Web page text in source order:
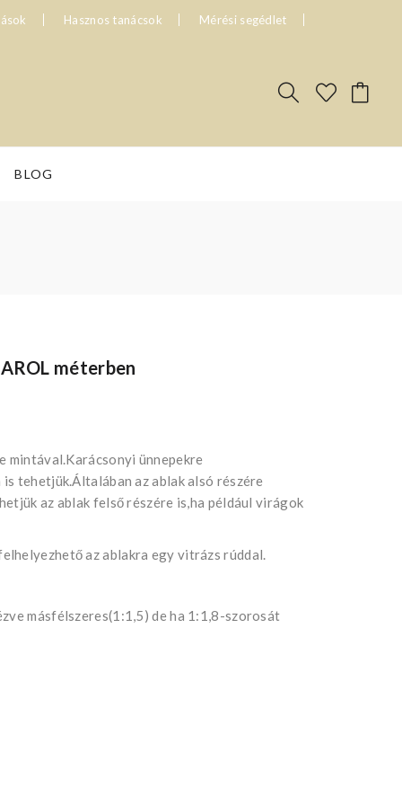
Hasznos tanácsok Mérési segédlet
BLOG
méterben
mintával.Karácsonyi ünnepekre
tehetjük.Általában az ablak alsó részére
az ablak felső részére is,ha például virágok
az ablakra egy vitrázs rúddal.
másfélszeres(1:1,5) de ha 1:1,8-szorosát